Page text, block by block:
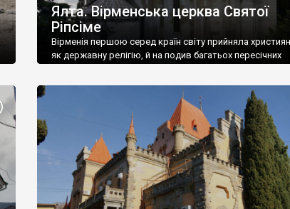
Ялта. Вірменська церква Святої
Ріпсіме
Вірменія першою серед країн світу прийняла
як державну релігію, й на подив багатьох пересічних